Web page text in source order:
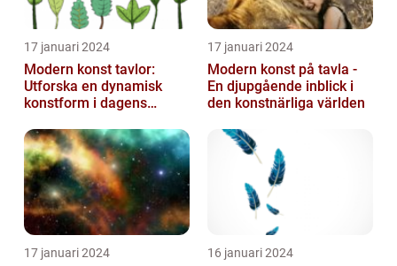
17 januari 2024
Modern konst tavlor:
Utforska en dynamisk
konstform i dagens
17 januari 2024
Modern konst på tavla -
En djupgående inblick i
den konstnärliga världen
17 januari 2024 16 januari 2024